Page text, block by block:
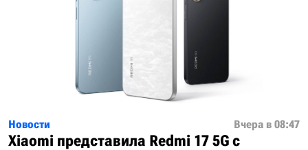
Новости Вчера в 08:47
Xiaomi представила Redmi 17 5G с